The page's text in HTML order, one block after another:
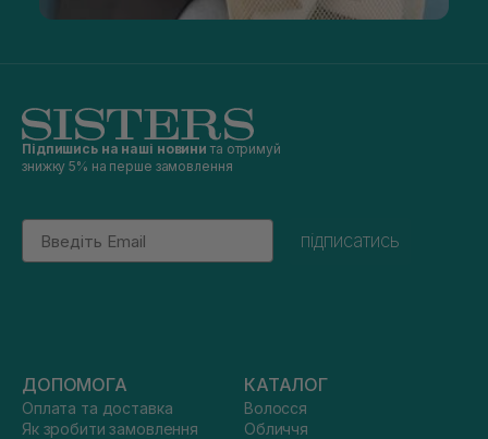
Підпишись на наші новини та отримуй
знижку 5% на перше замовлення
Email
підписатись
ДОПОМОГА
Оплата та доставка
Як зробити замовлення
КАТАЛОГ
Волосся
Обличчя